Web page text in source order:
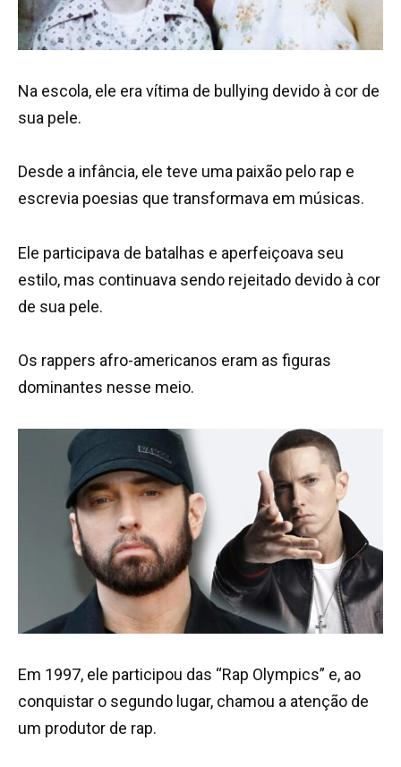
Na escola, ele era vítima de bullying devido à cor de
sua pele.
Desde a infância, ele teve uma paixão pelo rap e
escrevia poesias que transformava em músicas.
Ele participava de batalhas e aperfeiçoava seu
estilo, mas continuava sendo rejeitado devido à cor
de sua pele.
Os rappers afro-americanos eram as figuras
dominantes nesse meio.
Em 1997, ele participou das “Rap Olympics” e, ao
conquistar o segundo lugar, chamou a atenção de
um produtor de rap.